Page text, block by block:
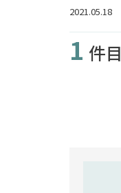
2021.05.18
1 件